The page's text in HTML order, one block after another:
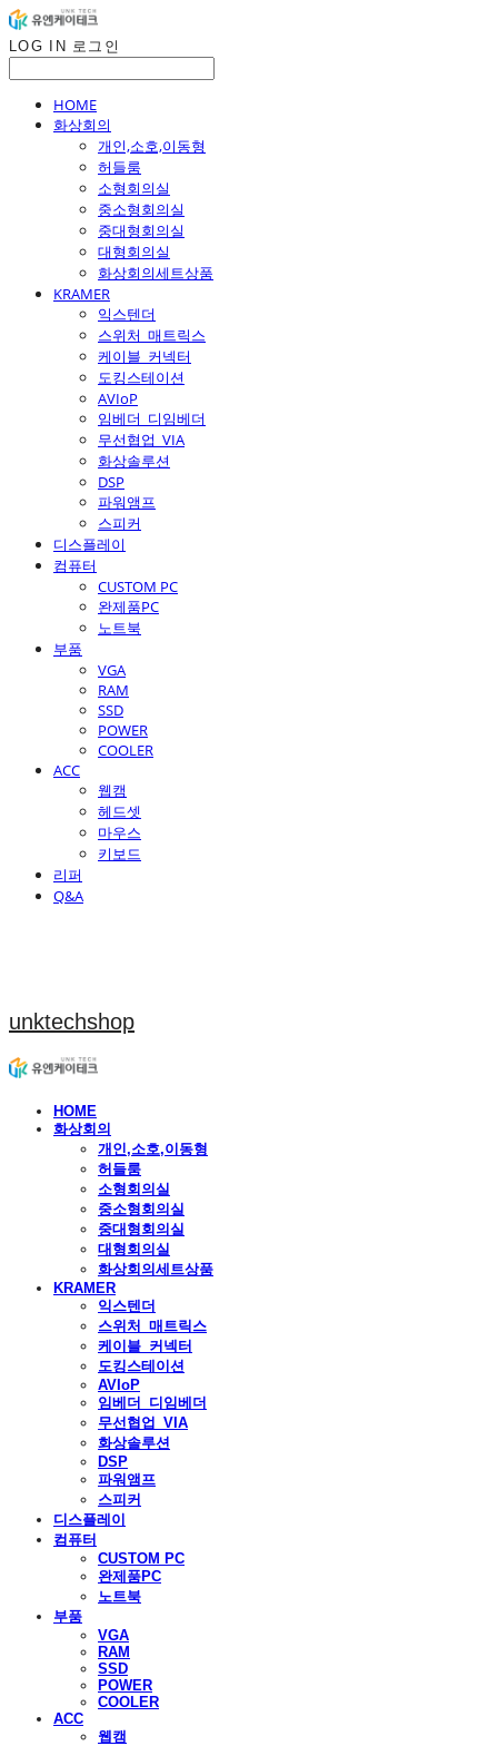
LOG IN 로그인
HOME
화상회의
개인,소호,이동형
허들룸
소형회의실
중소형회의실
중대형회의실
대형회의실
화상회의세트상품
KRAMER
익스텐더
스위처_매트릭스
케이블_커넥터
도킹스테이션
AVIoP
임베더_디임베더
무선협업_VIA
화상솔루션
DSP
파워앰프
스피커
디스플레이
컴퓨터
CUSTOM PC
완제품PC
노트북
부품
VGA
RAM
SSD
POWER
COOLER
ACC
웹캠
헤드셋
마우스
키보드
리퍼
Q&A
unktechshop
HOME
화상회의
개인,소호,이동형
허들룸
소형회의실
중소형회의실
중대형회의실
대형회의실
화상회의세트상품
KRAMER
익스텐더
스위처_매트릭스
케이블_커넥터
도킹스테이션
AVIoP
임베더_디임베더
무선협업_VIA
화상솔루션
DSP
파워앰프
스피커
디스플레이
컴퓨터
CUSTOM PC
완제품PC
노트북
부품
VGA
RAM
SSD
POWER
COOLER
ACC
웹캠